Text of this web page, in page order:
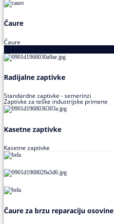
Čaure
Čaure
Radijalne zaptivke
Standardne zaptivke - semerinzi
Zaptivke za teške industrijske primene
Kasetne zaptivke
Kasetne zaptivke
Čaure za brzu reparaciju osovine